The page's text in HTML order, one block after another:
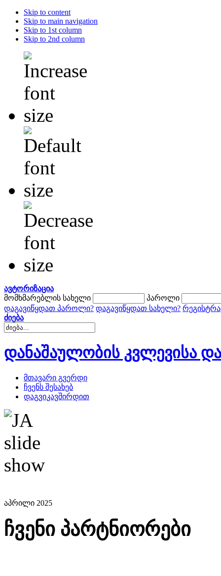
Skip to content
Skip to main navigation
Skip to 1st column
Skip to 2nd column
ავტორიზაცია
მომხმარებლის სახელი
პაროლი
დაგავიწყდათ პაროლი? დაგავიწყდათ სახელი?
ძიება
დანაშაულობის კვლევისა
მთავარი გვერდი
ჩვენს შესახებ
დაგვიკავშირდით
აპრილი 2025
ჩვენი პარტნიორები